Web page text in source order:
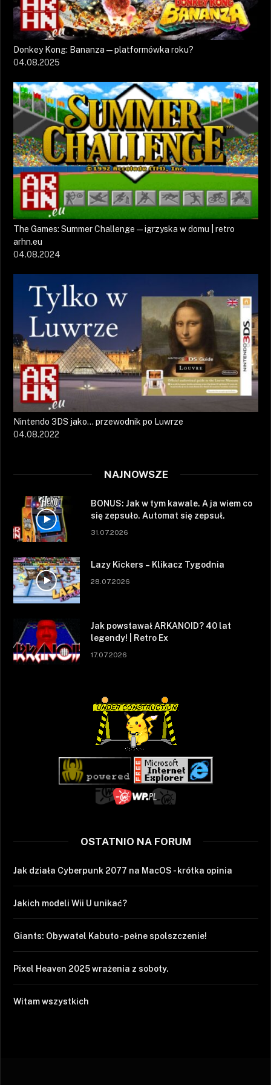
Donkey Kong: Bananza — platformówka roku?
04.08.2025
The Games: Summer Challenge — igrzyska w domu | retro
arhn.eu
04.08.2024
Nintendo 3DS jako… przewodnik po Luwrze
04.08.2022
NAJNOWSZE
BONUS: Jak w tym kawale. A ja wiem co
się zepsuło. Automat się zepsuł.
31.07.2026
Lazy Kickers – Klikacz Tygodnia
28.07.2026
Jak powstawał ARKANOID? 40 lat
legendy! | Retro Ex
17.07.2026
OSTATNIO NA FORUM
Jak działa Cyberpunk 2077 na MacOS - krótka opinia
Jakich modeli Wii U unikać?
Giants: Obywatel Kabuto - pełne spolszczenie!
Pixel Heaven 2025 wrażenia z soboty.
Witam wszystkich